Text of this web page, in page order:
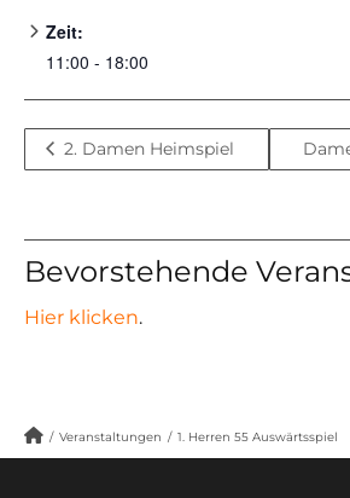
Zeit:
11:00 - 18:00
2. Damen Heimspiel
Bevorstehende
Hier klicken.
/ Veranstaltungen / 1. Herren 55 Auswärtsspiel